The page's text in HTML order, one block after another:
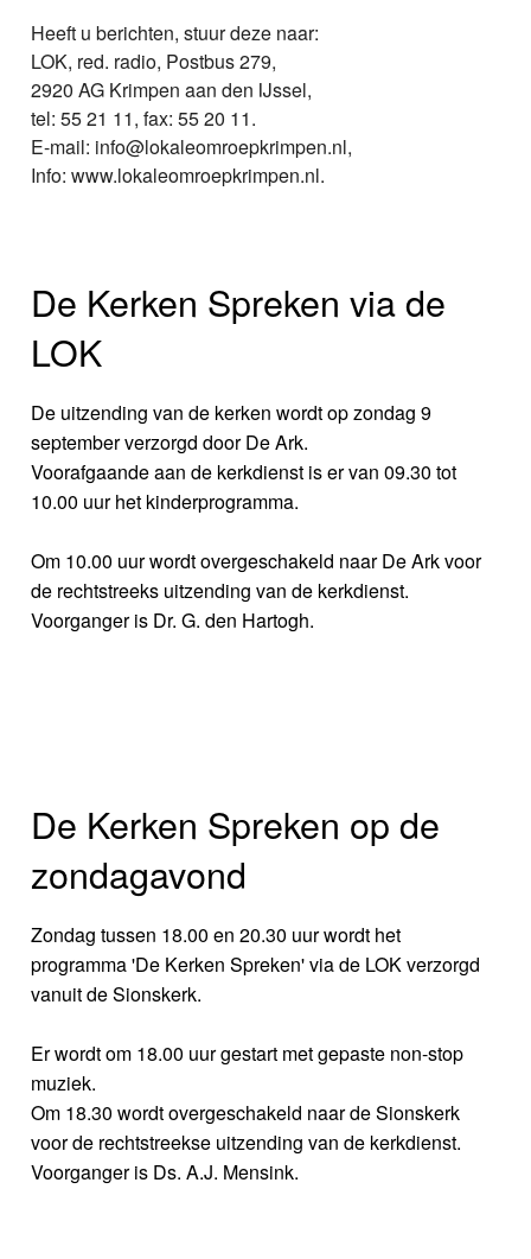
Heeft u berichten, stuur deze naar:
LOK, red. radio, Postbus 279,
2920 AG Krimpen aan den IJssel,
tel: 55 21 11, fax: 55 20 11.
E-mail: info@lokaleomroepkrimpen.nl,
Info: www.lokaleomroepkrimpen.nl.
De Kerken Spreken via de
LOK
De uitzending van de kerken wordt op zondag 9
september verzorgd door De Ark.
Voorafgaande aan de kerkdienst is er van 09.30 tot
10.00 uur het kinderprogramma.
Om 10.00 uur wordt overgeschakeld naar De Ark voor
de rechtstreeks uitzending van de kerkdienst.
Voorganger is Dr. G. den Hartogh.
De Kerken Spreken op de
zondagavond
Zondag tussen 18.00 en 20.30 uur wordt het
programma 'De Kerken Spreken' via de LOK verzorgd
vanuit de Sionskerk.
Er wordt om 18.00 uur gestart met gepaste non-stop
muziek.
Om 18.30 wordt overgeschakeld naar de Sionskerk
voor de rechtstreekse uitzending van de kerkdienst.
Voorganger is Ds. A.J. Mensink.